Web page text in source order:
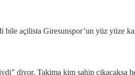
bile açilista Giresunspor’un yüz yüze
diyor. Takima kim sahip çikacaksa